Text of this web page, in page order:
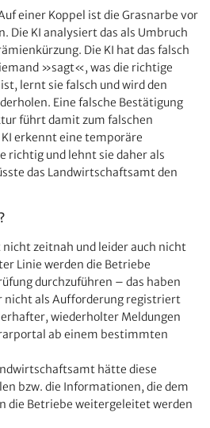
einer Koppel ist die Grasnarbe vor
Die KI analysiert das als Umbruch
Die KI hat das falsch
»sagt«, was die richtige
lernt sie falsch und wird den
Eine falsche Bestätigung
führt damit zum falschen
erkennt eine temporäre
richtig und lehnt sie daher als
das Landwirtschaftsamt den
nicht zeitnah und leider auch nicht
Linie werden die Betriebe
durchzuführen – das haben
nicht als Aufforderung registriert
wiederholter Meldungen
ab einem bestimmten
hätte diese
bzw. die Informationen, die dem
die Betriebe weitergeleitet werden